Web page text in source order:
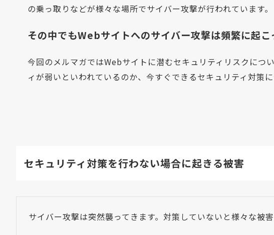
の乗っ取りなどが様々な場所でサイバー攻撃が行われています。
その中でもWebサイトへのサイバー攻撃は頻繁に起こ
今回のメルマガではWebサイトに潜むセキュリティリスクにつ
ィが弱いといわれているのか、今すぐできるセキュリティ対策に
セキュリティ対策を行わない場合に起きる被害
サイバー攻撃は突然襲ってきます。対策していないと様々な被